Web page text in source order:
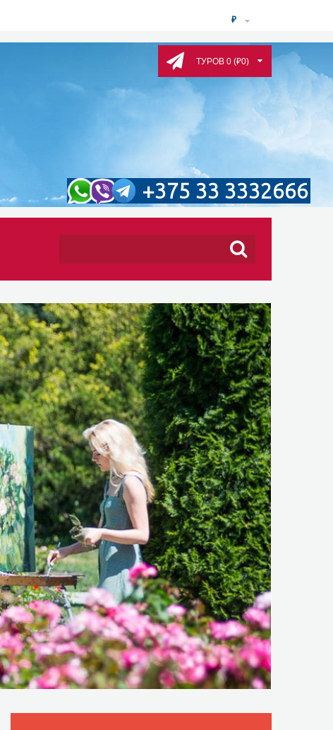
₽
ТУРОВ 0 (₽0)
+375 33 3332666